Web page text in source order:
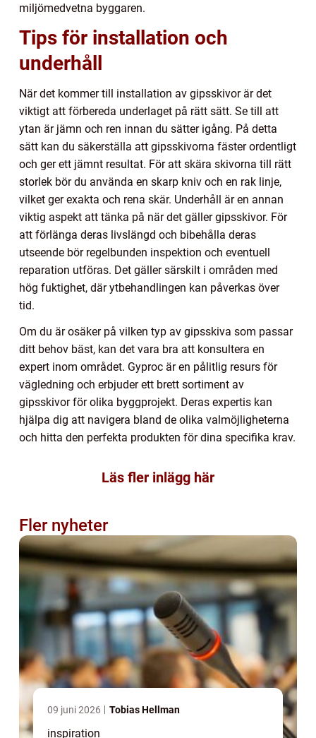
miljömedvetna byggaren.
Tips för installation och
underhåll
När det kommer till installation av gipsskivor är det
viktigt att förbereda underlaget på rätt sätt. Se till att
ytan är jämn och ren innan du sätter igång. På detta
sätt kan du säkerställa att gipsskivorna fäster ordentligt
och ger ett jämnt resultat. För att skära skivorna till rätt
storlek bör du använda en skarp kniv och en rak linje,
vilket ger exakta och rena skär. Underhåll är en annan
viktig aspekt att tänka på när det gäller gipsskivor. För
att förlänga deras livslängd och bibehålla deras
utseende bör regelbunden inspektion och eventuell
reparation utföras. Det gäller särskilt i områden med
hög fuktighet, där ytbehandlingen kan påverkas över
tid.
Om du är osäker på vilken typ av gipsskiva som passar
ditt behov bäst, kan det vara bra att konsultera en
expert inom området. Gyproc är en pålitlig resurs för
vägledning och erbjuder ett brett sortiment av
gipsskivor för olika byggprojekt. Deras expertis kan
hjälpa dig att navigera bland de olika valmöjligheterna
och hitta den perfekta produkten för dina specifika krav.
Läs fler inlägg här
Fler nyheter
09 juni 2026 Tobias Hellman
inspiration